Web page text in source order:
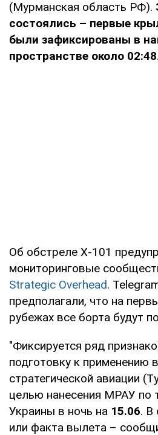
(Мурманская область РФ).
состоялись – первые
были зафиксированы в
пространстве около 02:48.
Об обстреле Х-101
мониторинговые
Strategic Overhead.
предполагали, что на
рубежах все борта будут
"Фиксируется ряд
подготовку к применению
стратегической авиации
целью нанесения МРАУ по
Украины в ночь на 15.06. В
или факта вылета –